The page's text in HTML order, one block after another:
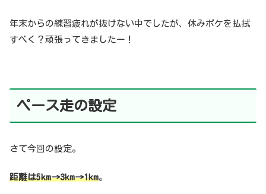
年末からの練習疲れが抜けない中でしたが、休みボケを払拭
すべく？頑張ってきましたー！
ペース走の設定
さて今回の設定。
距離は5km→3km→1km。